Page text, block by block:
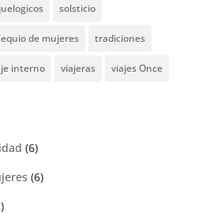
solsticio
de mujeres tradiciones
interno viajeras viajes Once
(6)
(6)